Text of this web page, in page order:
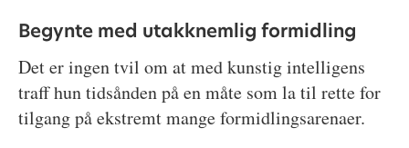
Begynte med utakknemlig formidling
Det er ingen tvil om at med kunstig intelligens
traff hun tidsånden på en måte som la til rette for
tilgang på ekstremt mange formidlingsarenaer.